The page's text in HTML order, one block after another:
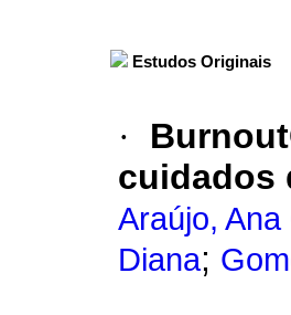
Estudos Originais
·
cuidados
Araújo,
Diana;